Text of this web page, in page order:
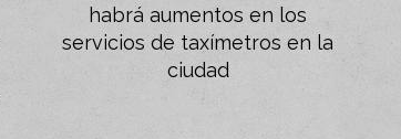
habrá aumentos en los
servicios de taxímetros en la
ciudad